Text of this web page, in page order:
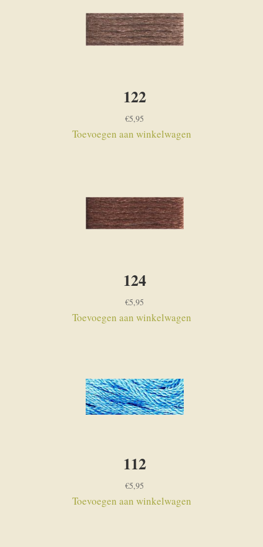
122
€5,95
Toevoegen aan winkelwagen
124
€5,95
Toevoegen aan winkelwagen
112
€5,95
Toevoegen aan winkelwagen